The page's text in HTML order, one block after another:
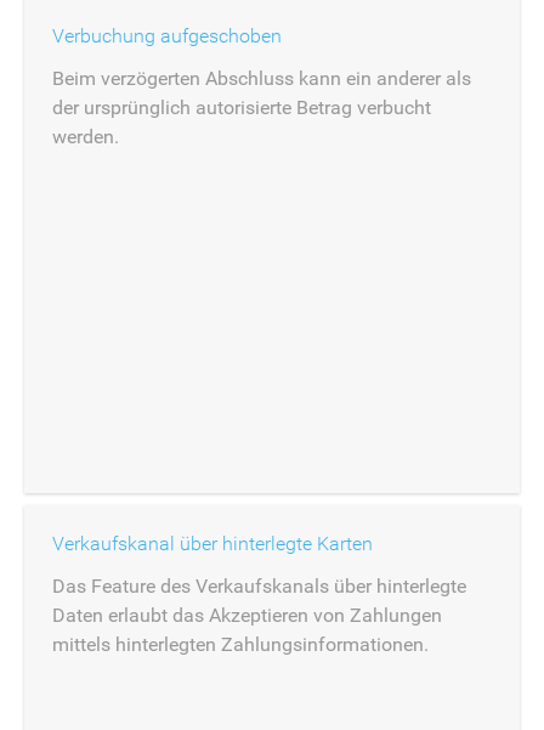
Verbuchung aufgeschoben
Beim verzögerten Abschluss kann ein anderer als
der ursprünglich autorisierte Betrag verbucht
werden.
Verkaufskanal über hinterlegte Karten
Das Feature des Verkaufskanals über hinterlegte
Daten erlaubt das Akzeptieren von Zahlungen
mittels hinterlegten Zahlungsinformationen.